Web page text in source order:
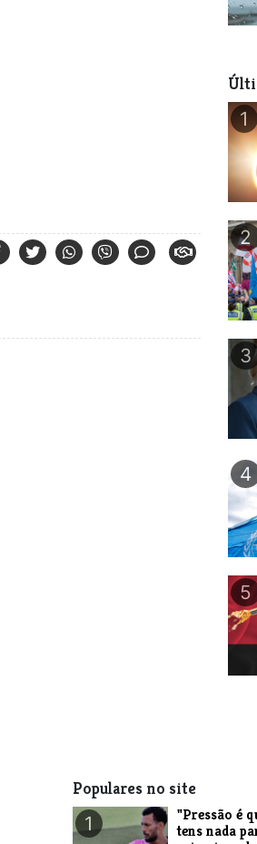
1
2
3
4
5
Populares no site
1
"Pressão é
tens nada